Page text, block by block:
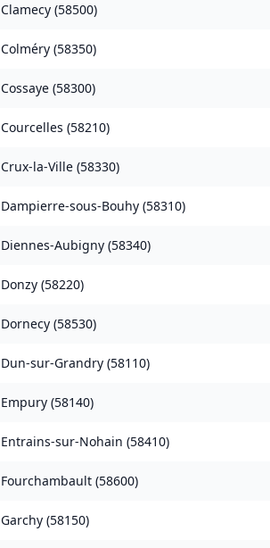
Clamecy (58500)
Colméry (58350)
Cossaye (58300)
Courcelles (58210)
Crux-la-Ville (58330)
Dampierre-sous-Bouhy (58310)
Diennes-Aubigny (58340)
Donzy (58220)
Dornecy (58530)
Dun-sur-Grandry (58110)
Empury (58140)
Entrains-sur-Nohain (58410)
Fourchambault (58600)
Garchy (58150)